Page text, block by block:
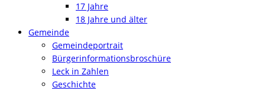
17 Jahre
18 Jahre und älter
Gemeinde
Gemeindeportrait
Bürgerinformationsbroschüre
Leck in Zahlen
Geschichte